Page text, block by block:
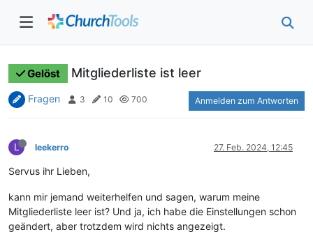
Gelöst Mitgliederliste ist leer
Fragen 3 10 700 Anmelden zum Antworten
L leekerro 27. Feb. 2024, 12:45
Servus ihr Lieben,
kann mir jemand weiterhelfen und sagen, warum meine
Mitgliederliste leer ist? Und ja, ich habe die Einstellungen schon
geändert, aber trotzdem wird nichts angezeigt.